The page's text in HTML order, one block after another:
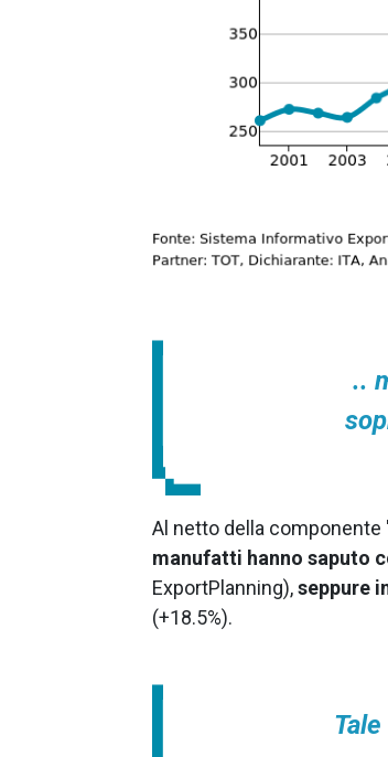
..
Al netto della componente
manufatti hanno saputo
ExportPlanning),seppure
(+18.5%).